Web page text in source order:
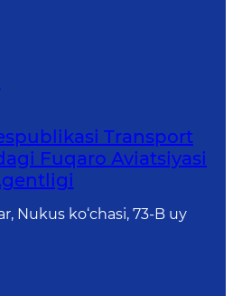
Transport
Fuqaro Aviatsiyasi
Nukus ko‘chasi, 73-B uу